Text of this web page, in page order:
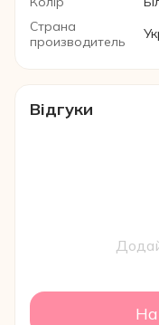
Страна
производитель
Відгуки